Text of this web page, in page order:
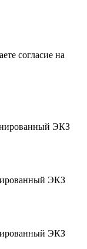
согласие на
ЭКЗ
ЭКЗ
ЭКЗ